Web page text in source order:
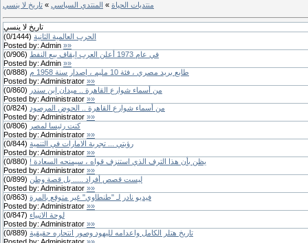
منتديات الحياة » المنتدي السياسي » تاريخ لا ينسي
تاريخ لا ينسي
الحرب العالمية الثانية (
0/1444
)
Posted by: Admin »»
في عام 1973 أعلن العرب إيقاف بيع النفط
(
0/906
)
Posted by: Admin »»
طابع بريد مصري ، فئة 10 مليم ، إصدار سنة 1958 م
(
0/888
)
Posted by: Administrator »»
من أسماء شوارع القاهرة .. ميدان إبن سندر (
0/860
)
Posted by: Administrator »»
من أسماء شوارع القاهرة .. الحوض المرصود (
0/824
)
Posted by: Administrator »»
كنت رئيسا لمصر (
0/806
)
Posted by: Administrator »»
رؤيتي ... تجربة الامارات في التنمية (
0/844
)
Posted by: Administrator »»
يظن بأن هذا الترف الذي استنزف قواه ، سيمنحه السعادة ! (
0/880
)
Posted by: Administrator »»
ليست قصص أفراد ..... بل قصة وطن (
0/899
)
Posted by: Administrator »»
فيديو نادر لـ "طنطاوي" غير متوقع بالمرة (
0/863
)
Posted by: Administrator »»
لوحة الانبياء (
0/847
)
Posted by: Administrator »»
تاريخ هتلر الكامل واعدامه لليهود وصور انتحاره حقيقية (
0/889
)